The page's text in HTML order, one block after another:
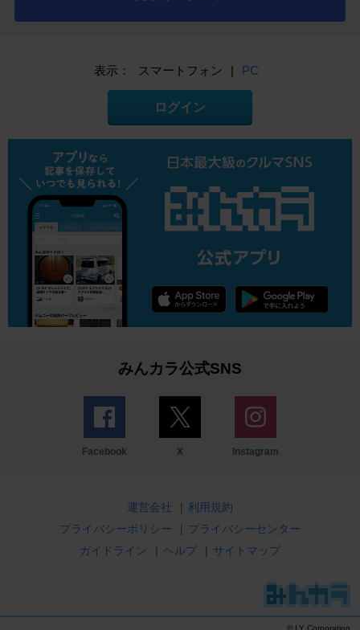
表示： スマートフォン | PC
ログイン
みんカラ公式SNS
Facebook X Instagram
運営会社 | 利用規約
プライバシーポリシー
| プライバシーセンター
ガイドライン
| ヘルプ | サイトマップ
© LY Corporation